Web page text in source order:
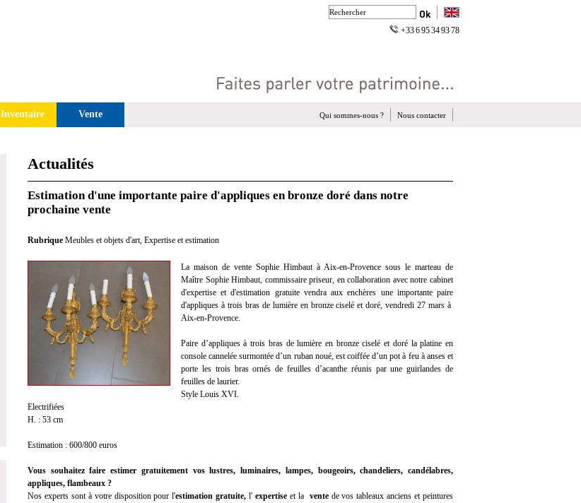
+33 6 95 34 93 78
Inventaire Vente Nous contacter
Qui sommes-nous ?
Actualités
Estimation d'une importante paire d'appliques en bronze doré dans notre
prochaine vente
Rubrique Meubles et objets d'art, Expertise et estimation
La maison de vente Sophie Himbaut à Aix-en-Provence sous le marteau de
Maître Sophie Himbaut, commissaire priseur, en collaboration avec notre cabinet
d'expertise et d'estimation gratuite vendra aux enchères une importante paire
d'appliques à trois bras de lumière en bronze ciselé et doré, vendredi 27 mars à
Aix-en-Provence.
Paire d’appliques à trois bras de lumière en bronze ciselé et doré la platine en
console cannelée surmontée d’un ruban noué, est coiffée d’un pot à feu à anses et
porte les trois bras ornés de feuilles d’acanthe réunis par une guirlandes de
feuilles de laurier.
Style Louis XVI.
Electrifiées
H. : 53 cm
Estimation : 600/800 euros
Vous souhaitez faire estimer gratuitement vos lustres, luminaires, lampes, bougeoirs, chandeliers, candélabres,
appliques, flambeaux ?
Nos experts sont à votre disposition pour l'estimation gratuite,l' expertise et la vente de vos tableaux anciens et peintures